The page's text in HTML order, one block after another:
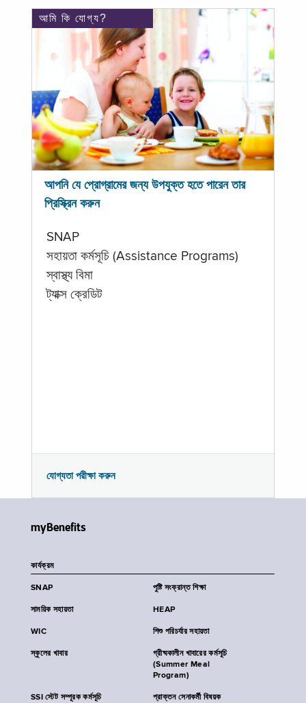
আমি কি যোগ্য?
আপনি যে প্রোগ্রামের জন্য উপযুক্ত হতে পারেন তার
প্রিস্ক্রিন করুন
SNAP
সহায়তা কর্মসূচি (Assistance Programs)
স্বাস্থ্য বিমা
ট্যাক্স ক্রেডিট
যোগ্যতা পরীক্ষা করুন
myBenefits
কার্যক্রম
SNAP পুষ্টি সংক্রান্ত শিক্ষা
সাময়িক সহায়তা HEAP
WIC শিশু পরিচর্যার সহায়তা
স্কুলের খাবার
গ্রীষ্মকালীন খাবারের কর্মসূচি
(Summer Meal
Program)
SSI স্টেট সম্পূরক কর্মসূচি
প্রাক্তন সেনাকর্মী বিষয়ক